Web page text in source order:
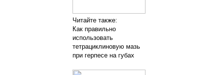
Читайте также:
Как правильно
использовать
тетрациклиновую мазь
при герпесе на губах